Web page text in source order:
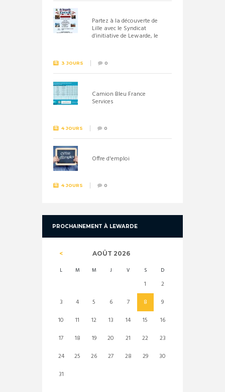
Partez à la découverte de
Lille avec le Syndicat
d’initiative de Lewarde, le
3 JOURS 0
Camion Bleu France
Services
4 JOURS 0
Offre d'emploi
4 JOURS 0
PROCHAINEMENT À LEWARDE
AOÛT 2026
L M M J V S D
1
2
3
4 5 6 7 8
9
10
11 12 13 14 15
16
17
18 19 20 21 22
23
24
25 26 27 28 29
30
31